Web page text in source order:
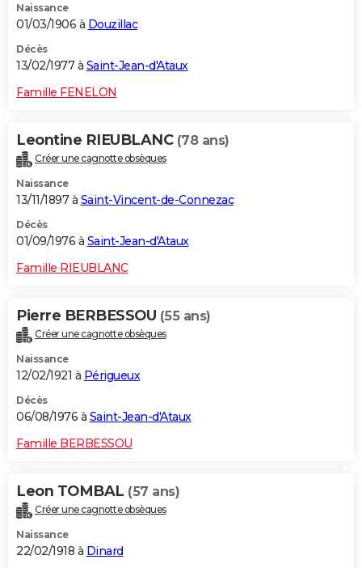
Naissance
01/03/1906 à Douzillac
Décès
13/02/1977 à Saint-Jean-d'Ataux
Famille FENELON
Leontine RIEUBLANC (78 ans)
Créer une cagnotte obsèques
Naissance
13/11/1897 à Saint-Vincent-de-Connezac
Décès
01/09/1976 à Saint-Jean-d'Ataux
Famille RIEUBLANC
Pierre BERBESSOU (55 ans)
Créer une cagnotte obsèques
Naissance
12/02/1921 à Périgueux
Décès
06/08/1976 à Saint-Jean-d'Ataux
Famille BERBESSOU
Leon TOMBAL (57 ans)
Créer une cagnotte obsèques
Naissance
22/02/1918 à Dinard